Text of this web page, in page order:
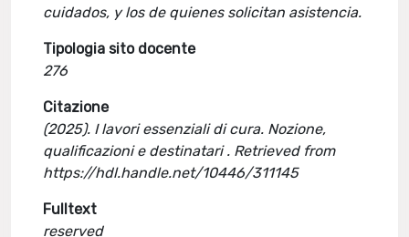
cuidados, y los de quienes solicitan asistencia.
Tipologia sito docente
276
Citazione
(2025). I lavori essenziali di cura. Nozione,
qualificazioni e destinatari . Retrieved from
https://hdl.handle.net/10446/311145
Fulltext
reserved